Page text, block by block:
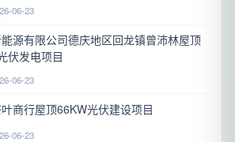
06-23
源有限公司德庆地区回龙镇曾沛林屋顶
伏发电项目
06-23
商行屋顶66KW光伏建设项目
06-23